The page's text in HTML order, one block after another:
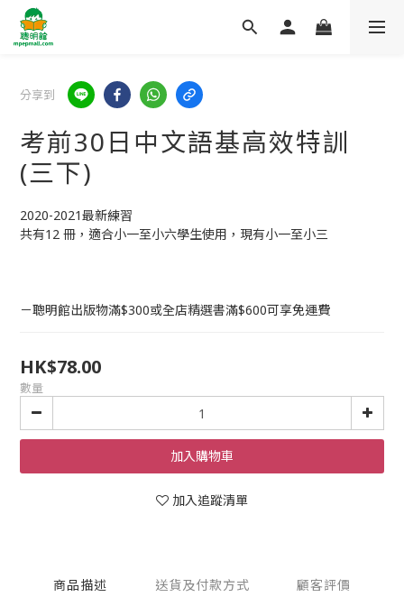
分享到
考前30日中文語基高效特訓
(三下)
2020-2021最新練習
共有12 冊，適合小一至小六學生使用，現有小一至小三
－聰明館出版物滿$300或全店精選書滿$600可享免運費
HK$78.00
數量
加入購物車
加入追蹤清單
商品描述 送貨及付款方式 顧客評價